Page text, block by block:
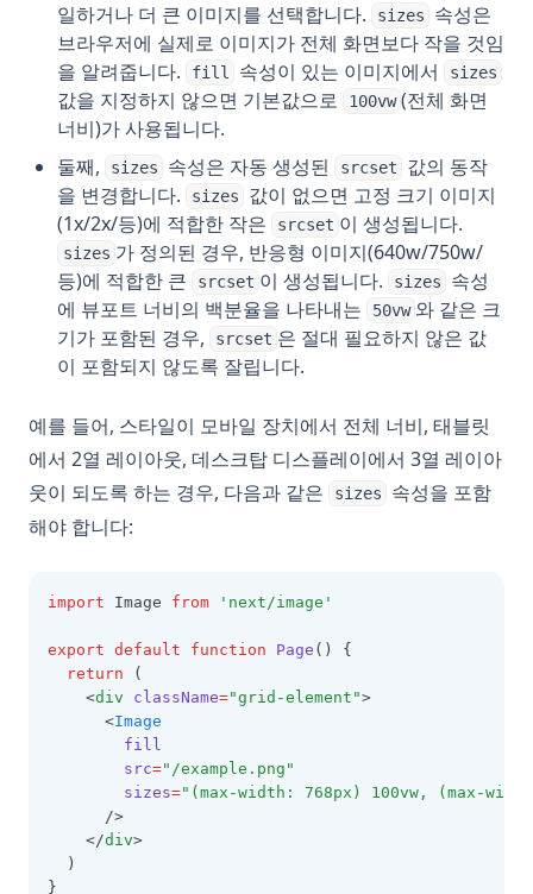
일하거나 더 큰 이미지를 선택합니다.
sizes
속성은
브라우저에 실제로 이미지가 전체 화면보다 작을 것임
을 알려줍니다.
fill 속성이 있는 이미지에서 sizes
값을 지정하지 않으면 기본값으로 100vw (전체 화면
너비)가 사용됩니다.
둘째,
sizes 속성은 자동 생성된 srcset
값의 동작
을 변경합니다.
sizes
값이 없으면 고정 크기 이미지
(1x/2x/등)에 적합한 작은
srcset 이 생성됩니다.
sizes 가 정의된 경우, 반응형 이미지(640w/750w/
등)에 적합한 큰
srcset 이 생성됩니다. sizes
속성
에 뷰포트 너비의 백분율을 나타내는
50vw 와 같은 크
기가 포함된 경우,
srcset 은 절대 필요하지 않은 값
이 포함되지 않도록 잘립니다.
예를 들어, 스타일이 모바일 장치에서 전체 너비, 태블릿
에서 2열 레이아웃, 데스크탑 디스플레이에서 3열 레이아
웃이 되도록 하는 경우, 다음과 같은
sizes
속성을 포함
해야 합니다:
import Image from 'next/image'
export default function Page () {
return (
    <
div className="grid-element">
      <
Image
fill
src="/example.png"
sizes="(max-width: 768px) 100vw, (max-
      />
    </
div>
  )
}